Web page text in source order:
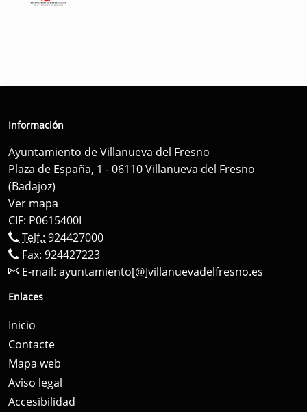
Información
Ayuntamiento de Villanueva del Fresno
Plaza de España, 1 - 06110 Villanueva del Fresno
(Badajoz)
Ver mapa
CIF: P0615400I
Telf.: 924427000
Fax: 924427223
E-mail: ayuntamiento[@]villanuevadelfresno.es
Enlaces
Inicio
Contacte
Mapa web
Aviso legal
Accesibilidad